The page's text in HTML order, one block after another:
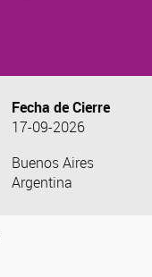
Fecha de Cierre
17-09-2026
Buenos Aires
Argentina